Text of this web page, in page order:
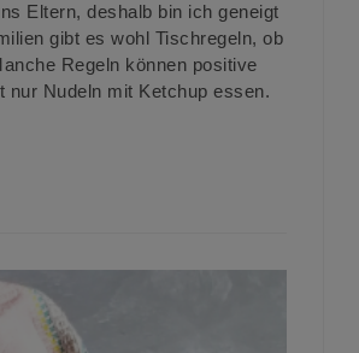
Eltern, deshalb bin ich geneigt
gibt es wohl Tischregeln, ob
Regeln können positive
nur Nudeln mit Ketchup essen.